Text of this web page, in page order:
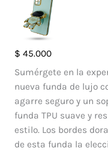
$ 45.000
Sumérgete en la
nueva funda de lujo
agarre seguro y un
funda TPU suave y
estilo. Los bordes
de esta funda la
Case
Soporte
Xiaomi
cantidad